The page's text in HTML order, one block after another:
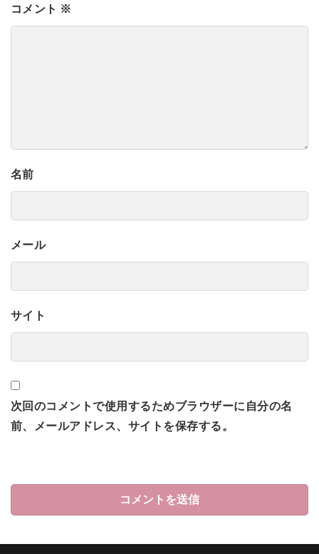
コメント ※
名前
メール
サイト
次回のコメントで使用するためブラウザーに自分の名
前、メールアドレス、サイトを保存する。